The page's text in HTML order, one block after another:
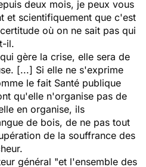
deux mois, je peux vous
et scientifiquement que c'est
où on ne sait pas qui
il.
gère la crise, elle sera de
[...] Si elle ne s'exprime
le fait Santé publique
qu'elle n'organise pas de
en organise, ils
de bois, de ne pas tout
de la souffrance des
général "et l'ensemble des